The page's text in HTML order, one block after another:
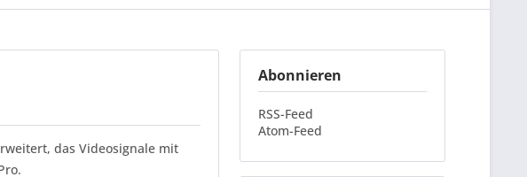
Abonnieren
RSS-Feed
Atom-Feed
das Videosignale mit